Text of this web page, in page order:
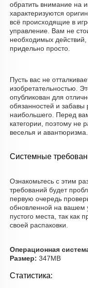
обратить внимание на
характеризуются
всё происходящие в
управление. Вам не
необходимых действий,
придельно просто.
Пусть вас не
изобретательностью.
опубликован для
обязанностей и
наибольшего. Перед
категории, поэтому не
веселья и авантюризма.
Системные
Ознакомьтесь с этим
требований будет
первую очередь
обновленной на вашем
пустого места, так как
своей распаковки.
Операционная
Размер: 347MB
Статистика: